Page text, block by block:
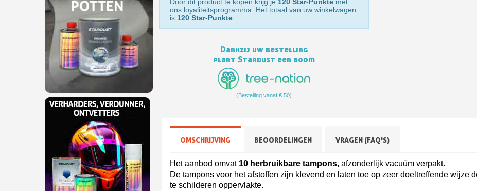
Je online offerte in
Door dit product te kopen krijg je 120 Star-Punkte met
ons loyaliteitsprogramma. Het totaal van uw winkelwagen
is 120 Star-Punkte .
Dankzij uw bestelling
plant Stardust een boom
(Bestelling vanaf € 50)
OMSCHRIJVING BEOORDELINGEN VRAGEN (FAQ'S)
Het aanbod omvat 10 herbruikbare tampons, afzonderlijk vacuüm verpakt.
De tampons voor het afstoffen zijn klevend en laten toe op zeer doeltreffende wijze
te schilderen oppervlakte.